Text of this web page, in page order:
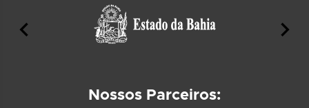
Nossos Parceiros: